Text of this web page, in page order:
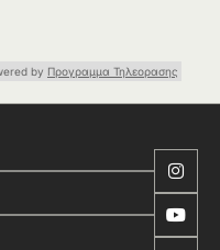
by Προγραμμα Τηλεορασης